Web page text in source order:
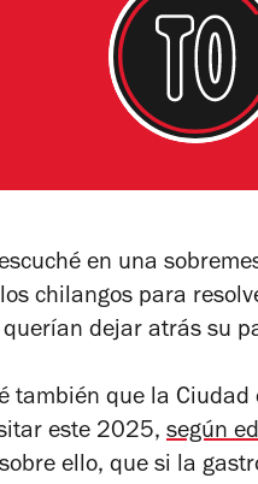
en una
chilangos para
dejar atrás su
también que la
este 2025, según
ello, que si la